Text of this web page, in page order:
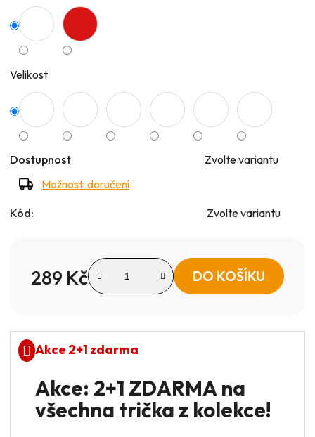
Velikost
Dostupnost
Zvolte variantu
Možnosti doručení
Kód: Zvolte variantu
289 Kč DO KOŠÍKU
Akce 2+1 zdarma
Akce: 2+1 ZDARMA na
všechna trička z kolekce!